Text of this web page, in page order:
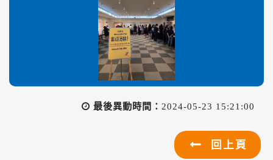
最後異動時間： 2024-05-23 15:21:00
回上頁